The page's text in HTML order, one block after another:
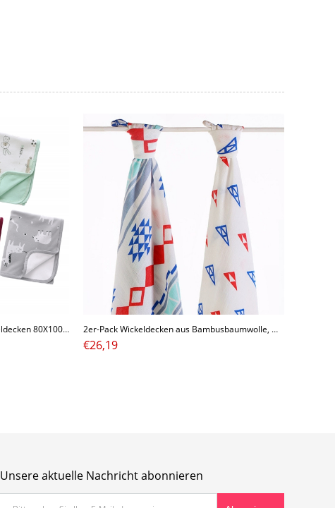
Baby Decken Wickeldecken Wickeldecken 80X100CM 100X140CM 2er-Pack Wickeldecken aus Bambusbaumwolle, Musselindecken-Set, 70% Bambus, 30% Baumwolle
€26,19
Unsere aktuelle Nachricht abonnieren